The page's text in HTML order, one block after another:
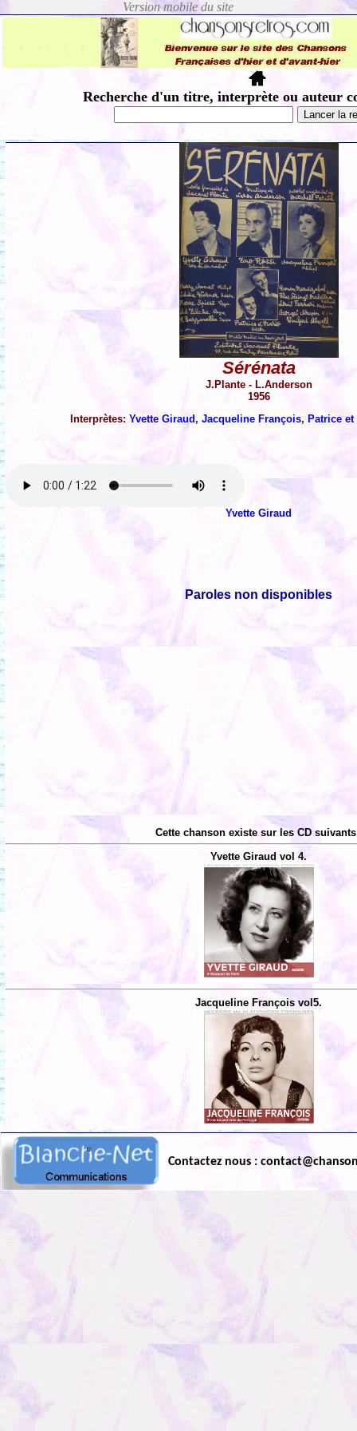
Recherche d'un titre, interprète ou auteur
Sérénata
J.Plante - L.Anderson
1956
Interprètes: Yvette Giraud, Jacqueline François, Patrice et
Yvette Giraud
Paroles non disponibles
Cette chanson existe sur les CD
Yvette Giraud vol 4.
Jacqueline François vol5.
Contactez nous :